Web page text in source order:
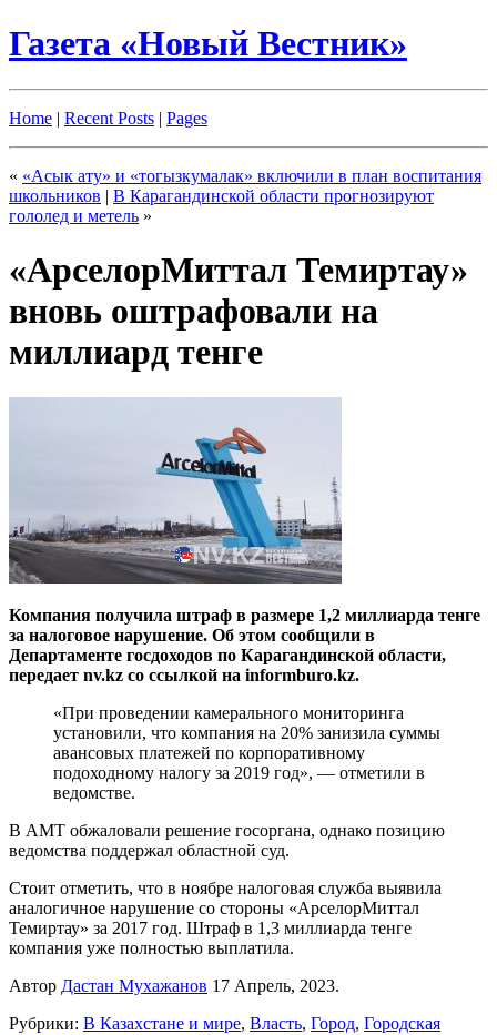
Газета «Новый Вестник»
Home | Recent Posts | Pages
« «Асык ату» и «тогызкумалак» включили в план воспитания
школьников | В Карагандинской области прогнозируют
гололед и метель »
«АрселорМиттал Темиртау»
вновь оштрафовали на
миллиард тенге
Компания получила штраф в размере 1,2 миллиарда тенге
за налоговое нарушение. Об этом сообщили в
Департаменте госдоходов по Карагандинской области,
передает nv.kz со ссылкой на informburo.kz.
«При проведении камерального мониторинга
установили, что компания на 20% занизила суммы
авансовых платежей по корпоративному
подоходному налогу за 2019 год», — отметили в
ведомстве.
В АМТ обжаловали решение госоргана, однако позицию
ведомства поддержал областной суд.
Стоит отметить, что в ноябре налоговая служба выявила
аналогичное нарушение со стороны «АрселорМиттал
Темиртау» за 2017 год. Штраф в 1,3 миллиарда тенге
компания уже полностью выплатила.
Автор Дастан Мухажанов 17 Апрель, 2023.
Рубрики: В Казахстане и мире, Власть, Город, Городская